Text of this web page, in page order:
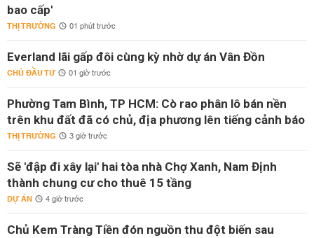
bao cấp'
THỊ TRƯỜNG 01 phút trước
Everland lãi gấp đôi cùng kỳ nhờ dự án Vân Đồn
CHỦ ĐẦU TƯ 01 giờ trước
Phường Tam Bình, TP HCM: Cò rao phân lô bán nền
trên khu đất đã có chủ, địa phương lên tiếng cảnh báo
THỊ TRƯỜNG 3 giờ trước
Sẽ 'đập đi xây lại' hai tòa nhà Chợ Xanh, Nam Định
thành chung cư cho thuê 15 tầng
DỰ ÁN 4 giờ trước
Chủ Kem Tràng Tiền đón nguồn thu đột biến sau